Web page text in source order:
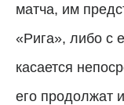
матча, им
«Рига», либо с
касается
его продолжат